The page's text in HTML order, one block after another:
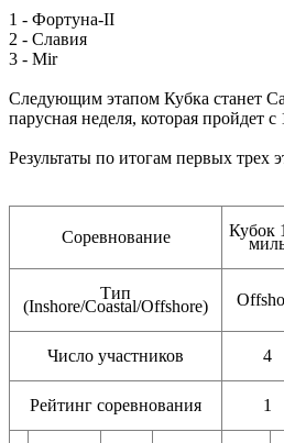
1 - Фортуна-II
2 - Славия
3 - Mir
Следующим этапом Кубка станет
парусная неделя, которая пройдет с
Результаты по итогам первых трех
Соревнование Кубок
Тип
(Inshore/Coastal/Offshore)
Число участников 4
Рейтинг соревнования 1